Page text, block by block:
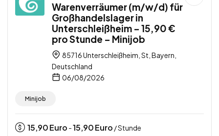
Warenverräumer (m/w/d) für
Großhandelslager in
Unterschleißheim – 15,90 €
pro Stunde – Minijob
85716 Unterschleißheim, St, Bayern,
Deutschland
06/08/2026
Minijob
15,90Euro -15,90Euro / Stunde